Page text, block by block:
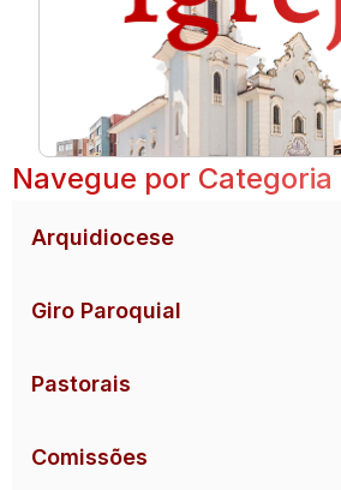
Navegue por Categoria
Arquidiocese
Giro Paroquial
Pastorais
Comissões